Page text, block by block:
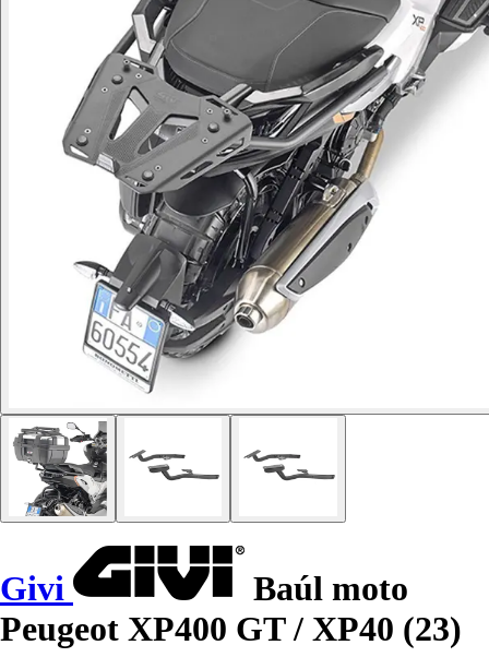
Givi
Baúl moto
Peugeot XP400 GT / XP40 (23)